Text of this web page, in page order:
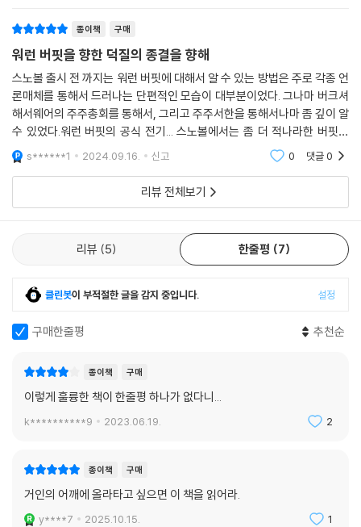
5퍼센트를 몇 년에 걸쳐서 다른 여러 재단에 양도할 것이라고 발표했다.
당시 시가로 370억 달러나 되는 어마어마한 자산이었다. 자선사업과 관련
해 역사상 초유의 규모였다. 그가 보유한 버크셔 해서웨이 주식의 6분의 5
는 이미 세계 최대 자선 재단인 빌 앤드 멜린다 게이츠 재단으로 넘어갔다.
16 보다 나은 세상을 위해서 두 거부의 재산이 합쳐졌던 것이다. 여기에 그
는 조건을 달았다. 증여되는 돈은 증여받는 재단에 남아서 재단이 영구히
확대재생산되는 데 쓰이지 않고 곧바로 자선사업에 집행되어야 한다는 것
이었다. 그는 세계에서 가장 큰 가족 재단을 만들 수도 있었던 돈이 빠져나
자식의 재단에 각각 10억 달러씩 주고 나머지 30억 달러는 수전 톰슨 버핏
재단에 주는 것으로 나누었다.
어낸 주주들의 전폭적인 신뢰, 첨단 금융공학과 소문들에 휘둘리는 시장에
서 철저하게 ‘내면의 점수판’를 기준으로 삼는 독립적 사고, 복잡한 문제들
런 버핏의 삶은 기회로 가득 찬, 그러나 곳곳에 암초와 함정이 도사리고 있
는 투자와 비즈니스 세계의 모든 이들 나아가 인생에서 승리하고자 하는
수많은 이들에게 크나큰 영감을 전한다.
캐서린 그레이엄과 두 명의 아내,
한 번도 공개되지 않았던 인간 워런 버핏의 진솔한 모습
런의 사생활이었다. 정신병이 유전되는 집안에서 태어난 그의 어머니는 그
와 누나를 학대했고, 이모 한 명과 조카 한 명은 자살했다. 그가 〈워싱턴 포
하는 사이 끔찍이 아끼고 사랑했던 아내 수지는 그의 곁을 떠났고, 그 후 그
는 수지가 보내준 애스트리드와 동거하며 ‘수지는 공식적인 아내, 애스트
리드는 그와 생활을 함께하는 사실상의 아내’가 됐다. 본의 아니게 두 명의
족과 친구들에게 숨기지 않고 공개했다. 소중한 것을 손에 넣으면 그것이
돈이든, 사람이든 절대로 포기하지 않았던 그는 일부일처제를 벗어나면서
까지 평생의 연인 수지를 결코 놓치지 않았다.
된 신뢰의 거미줄’을 매개로 마음 통하는 주주들과 진정한 동반자 의식을
공유했다. 이로써 버크셔 해서웨이를 엄청난 현금성 자금을 가지고 있는
자회사들과 자본이 자유롭게 이동할 수 있는 유기적인 구조로 만들어, 복
종이책 구매
워런 버핏을 향한 덕질의 종결을 향해
스노볼 출시 전 까지는 워런 버핏에 대해서 알 수 있는 방법은 주로 각종 언
론매체를 통해서 드러나는 단편적인 모습이 대부분이었다. 그나마 버크셔
해서웨어의 주주총회를 통해서, 그리고 주주서한을 통해서나마 좀 깊이 알
수 있었다.워런 버핏의 공식 전기... 스노볼에서는 좀 더 적나라한 버핏의
모습이 드러난다. 성역화된 신격 워런 버핏이 아니라, 좀 더 인간적인 모습
의 반신같
s******1 2024.09.16. 신고 0 댓글0
리뷰 전체보기
리뷰 5 한줄평 7
클린봇이 부적절한 글을 감지 중입니다. 설정
구매한줄평 추천순
종이책 구매
이렇게 훌륭한 책이 한줄평 하나가 없다니...
k**********9 2023.06.19. 2
종이책 구매
거인의 어깨에 올라타고 싶으면 이 책을 읽어라.
y****7 2025.10.15. 1